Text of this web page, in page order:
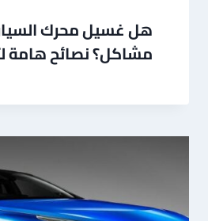
هل غسيل محرك
مشاكل؟ نصائح هامة